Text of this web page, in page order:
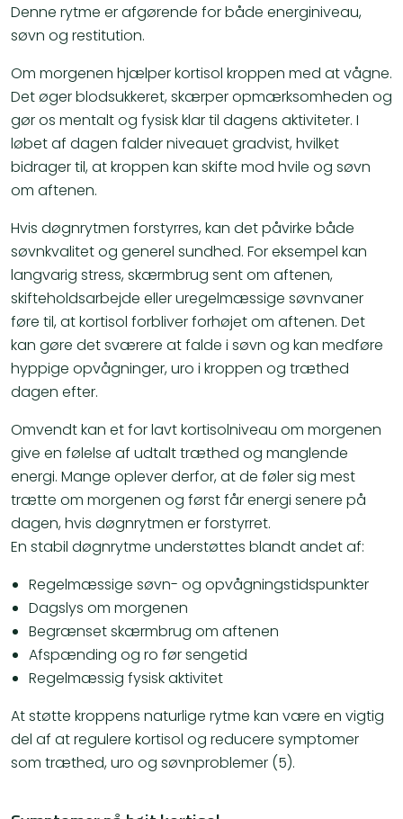
Denne rytme er afgørende for både energiniveau,
søvn og restitution.
Om morgenen hjælper kortisol kroppen med at vågne.
Det øger blodsukkeret, skærper opmærksomheden og
gør os mentalt og fysisk klar til dagens aktiviteter. I
løbet af dagen falder niveauet gradvist, hvilket
bidrager til, at kroppen kan skifte mod hvile og søvn
om aftenen.
Hvis døgnrytmen forstyrres, kan det påvirke både
søvnkvalitet og generel sundhed. For eksempel kan
langvarig stress, skærmbrug sent om aftenen,
skifteholdsarbejde eller uregelmæssige søvnvaner
føre til, at kortisol forbliver forhøjet om aftenen. Det
kan gøre det sværere at falde i søvn og kan medføre
hyppige opvågninger, uro i kroppen og træthed
dagen efter.
Omvendt kan et for lavt kortisolniveau om morgenen
give en følelse af udtalt træthed og manglende
energi. Mange oplever derfor, at de føler sig mest
trætte om morgenen og først får energi senere på
dagen, hvis døgnrytmen er forstyrret.
En stabil døgnrytme understøttes blandt andet af:
Regelmæssige søvn- og opvågningstidspunkter
Dagslys om morgenen
Begrænset skærmbrug om aftenen
Afspænding og ro før sengetid
Regelmæssig fysisk aktivitet
At støtte kroppens naturlige rytme kan være en vigtig
del af at regulere kortisol og reducere symptomer
som træthed, uro og søvnproblemer (5).